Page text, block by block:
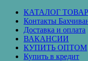
Перейти
содержимому
КАТАЛОГ
Контакты
Доставка и оплата
ВАКАНСИИ
КУПИТЬ ОПТОМ
Купить в кредит